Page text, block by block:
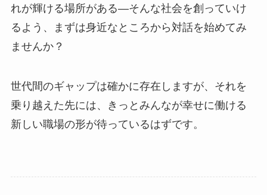
れが輝ける場所がある―そんな社会を創っていけ
るよう、まずは身近なところから対話を始めてみ
ませんか？
世代間のギャップは確かに存在しますが、それを
乗り越えた先には、きっとみんなが幸せに働ける
新しい職場の形が待っているはずです。